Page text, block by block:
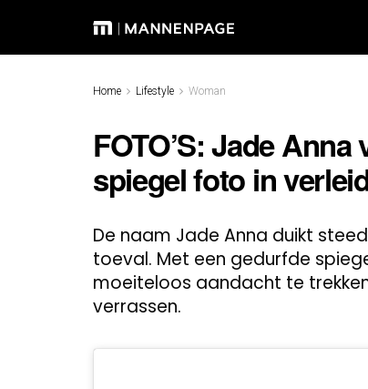
Home Lifestyle Woman
FOTO’S: Jade
spiegel foto in
De naam Jade Anna duikt
toeval. Met een gedurfde
moeiteloos aandacht te
verrassen.